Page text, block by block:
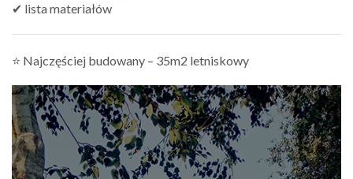
✔ lista materiałów
⭐ Najczęściej budowany – 35m2 letniskowy